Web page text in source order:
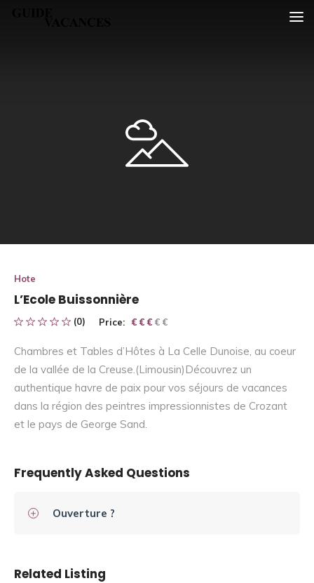
Hote
L’Ecole Buissonnière
(0) Price: € € € € €
€ € €
Chambres et Tables d’Hôtes à La Celle Dunoise, au coeur
de la vallée de la Creuse.(Limousin)Découvrez un
authentique havre de paix pour vos séjours de vacances
dans la région des peintres impressionnistes de Crozant
et le pays de George Sand.
Frequently Asked Questions
Ouverture ?
Related Listing